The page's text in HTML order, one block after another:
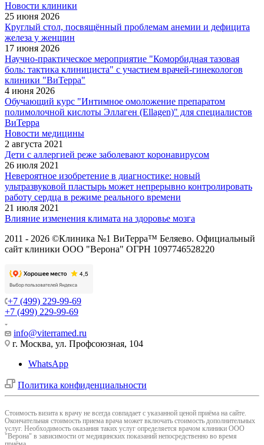
Новости клиники
25 июня 2026
Круглый стол, посвящённый проблемам анемии и дефицита
железа у женщин
17 июня 2026
Научно-практическое мероприятие "Коморбидная тазовая
боль: тактика клинициста" с участием врачей-гинекологов
клиники "ВиТерра"
4 июня 2026
Обучающий курс "Интимное омоложение препаратом
полимолочной кислоты Эллаген (Ellagen)" для специалистов
ВиТерра
Новости медицины
2 августа 2021
Дети с аллергией реже заболевают коронавирусом
26 июля 2021
Невероятное изобретение в диагностике: новый
ультразвуковой пластырь может непрерывно контролировать
работу сердца в режиме реального времени
21 июля 2021
Влияние изменения климата на здоровье мозга
2011 - 2026 ©Клиника №1 ВиТерра™ Беляево. Официальный
сайт клиники ООО "Верона" ОГРН 1097746528220
+7 (499) 229-99-69
+7 (499) 229-99-69
info@viterramed.ru
г. Москва, ул. Профсоюзная, 104
WhatsApp
Политика конфиденциальности
Cтоимость визита к врачу не всегда совпадает с указанной ценой приёма на сайте.
Окончательная стоимость приема врача может включать стоимость дополнительных
услуг. Необходимость оказания таких услуг определяется врачом клиники ООО
"Верона" в зависимости от медицинских показаний непосредственно во время